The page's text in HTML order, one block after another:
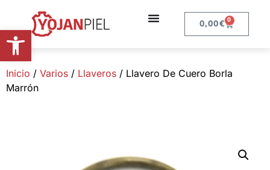
Abrir barra de herramientas 0,00€ 0
Inicio / Varios / Llaveros / Llavero De Cuero Borla
Marrón